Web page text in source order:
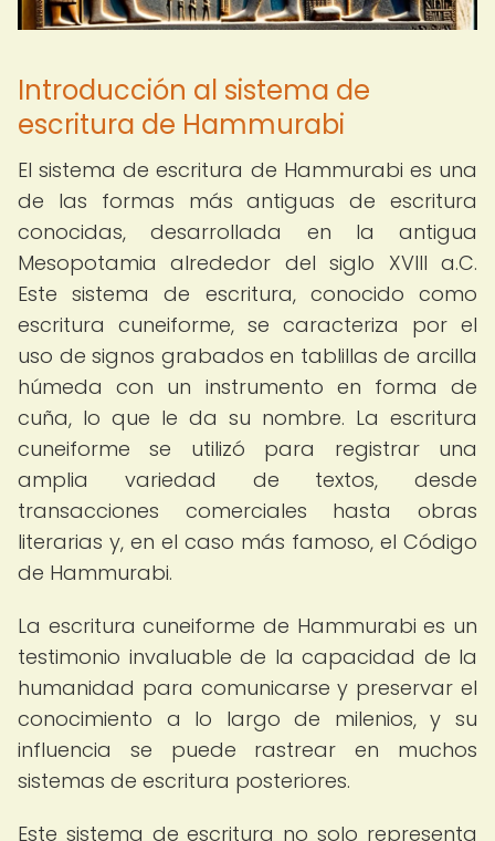
Introducción al sistema de
escritura de Hammurabi
El sistema de escritura de Hammurabi es una
de las formas más antiguas de escritura
conocidas, desarrollada en la antigua
Mesopotamia alrededor del siglo XVIII a.C.
Este sistema de escritura, conocido como
escritura cuneiforme, se caracteriza por el
uso de signos grabados en tablillas de arcilla
húmeda con un instrumento en forma de
cuña, lo que le da su nombre. La escritura
cuneiforme se utilizó para registrar una
amplia variedad de textos, desde
transacciones comerciales hasta obras
literarias y, en el caso más famoso, el Código
de Hammurabi.
La escritura cuneiforme de Hammurabi es un
testimonio invaluable de la capacidad de la
humanidad para comunicarse y preservar el
conocimiento a lo largo de milenios, y su
influencia se puede rastrear en muchos
sistemas de escritura posteriores.
Este sistema de escritura no solo representa